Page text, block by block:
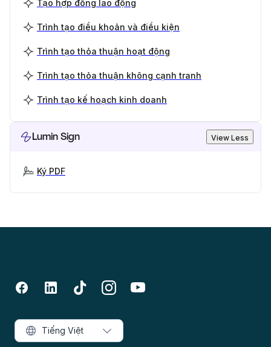
Tạo hợp đồng lao động
Trình tạo điều khoản và điều kiện
Trình tạo thỏa thuận hoạt động
Trình tạo thỏa thuận không cạnh tranh
Trình tạo kế hoạch kinh doanh
Lumin Sign View Less
Ký PDF
Tiếng Việt